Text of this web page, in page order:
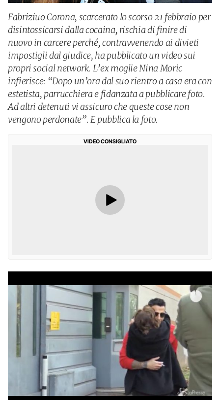
Fabriziuo Corona, scarcerato lo scorso 21 febbraio per
disintossicarsi dalla cocaina, rischia di finire di
nuovo in carcere perché, contravvenendo ai divieti
impostigli dal giudice, ha pubblicato un video sui
propri social network. L’ex moglie Nina Moric
infierisce: “Dopo un’ora dal suo rientro a casa era con
estetista, parrucchiera e fidanzata a pubblicare foto.
Ad altri detenuti vi assicuro che queste cose non
vengono perdonate”. E pubblica la foto.
VIDEO CONSIGLIATO